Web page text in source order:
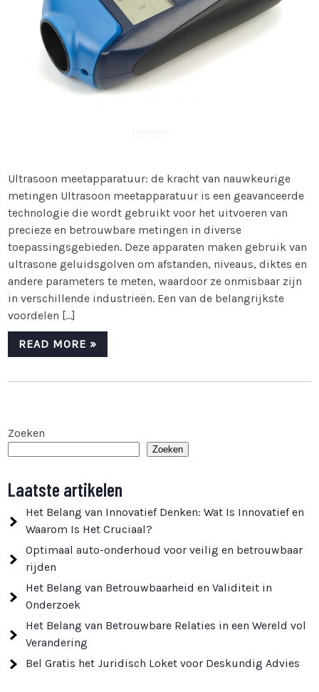
Ultrasoon meetapparatuur: de kracht van nauwkeurige
metingen Ultrasoon meetapparatuur is een geavanceerde
technologie die wordt gebruikt voor het uitvoeren van
precieze en betrouwbare metingen in diverse
toepassingsgebieden. Deze apparaten maken gebruik van
ultrasone geluidsgolven om afstanden, niveaus, diktes en
andere parameters te meten, waardoor ze onmisbaar zijn
in verschillende industrieën. Een van de belangrijkste
voordelen […]
READ MORE »
Zoeken
Zoeken
Laatste artikelen
Het Belang van Innovatief Denken: Wat Is Innovatief en
Waarom Is Het Cruciaal?
Optimaal auto-onderhoud voor veilig en betrouwbaar
rijden
Het Belang van Betrouwbaarheid en Validiteit in
Onderzoek
Het Belang van Betrouwbare Relaties in een Wereld vol
Verandering
Bel Gratis het Juridisch Loket voor Deskundig Advies